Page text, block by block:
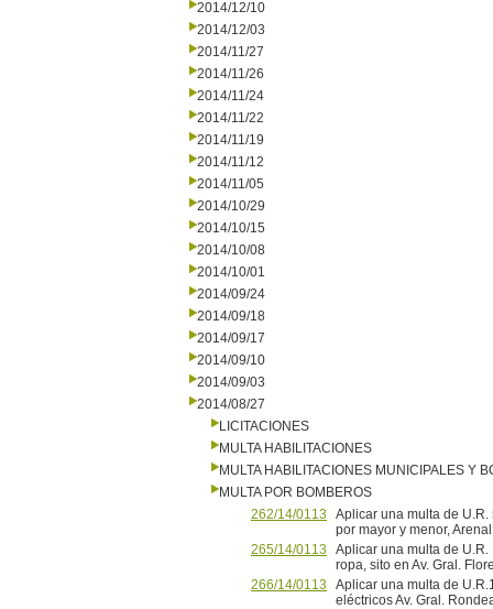
2014/12/10
2014/12/03
2014/11/27
2014/11/26
2014/11/24
2014/11/22
2014/11/19
2014/11/12
2014/11/05
2014/10/29
2014/10/15
2014/10/08
2014/10/01
2014/09/24
2014/09/18
2014/09/17
2014/09/10
2014/09/03
2014/08/27
LICITACIONES
MULTA HABILITACIONES
MULTA HABILITACIONES MUNICIPALES Y
MULTA POR BOMBEROS
262/14/0113
Aplicar una multa de
por mayor y menor,
265/14/0113
Aplicar una multa de
ropa, sito en Av. Gral.
266/14/0113
Aplicar una multa de
eléctricos Av. Gral.